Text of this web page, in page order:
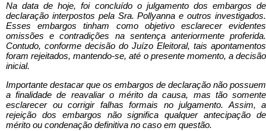
Na data de hoje, foi concluído o julgamento dos embargos de
declaração interpostos pela Sra. Pollyanna e outros investigados.
Esses embargos tinham como objetivo esclarecer evidentes
omissões e contradições na sentença anteriormente proferida.
Contudo, conforme decisão do Juízo Eleitoral, tais apontamentos
foram rejeitados, mantendo-se, até o presente momento, a decisão
inicial.
Importante destacar que os embargos de declaração não possuem
a finalidade de reavaliar o mérito da causa, mas tão somente
esclarecer ou corrigir falhas formais no julgamento. Assim, a
rejeição dos embargos não significa qualquer antecipação de
mérito ou condenação definitiva no caso em questão.